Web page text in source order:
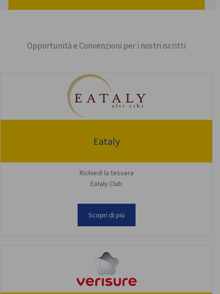
Opportunità e Convenzioni per i nostri iscritti
Eataly
Richiedi la tessera
Eataly Club
Scopri di più